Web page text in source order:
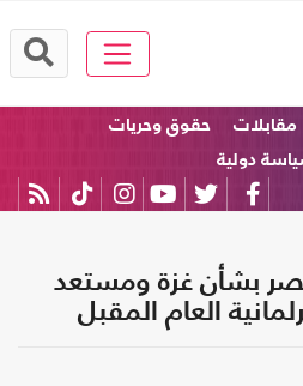
مقابلات
حقوق وحريات
دولية
بشأن غزة ومستعد
العام المقبل